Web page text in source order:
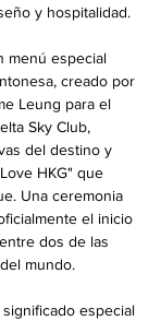
y hospitalidad.
menú especial
creado por
Leung para el
Sky Club,
del destino y
HKG" que
Una ceremonia
el inicio
dos de las
mundo.
especial